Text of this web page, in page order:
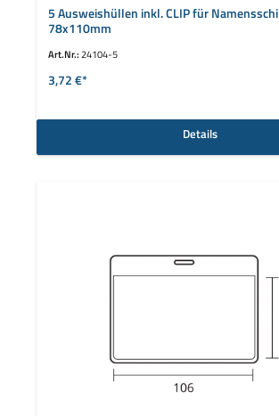
5 Ausweishüllen inkl. CLIP für
78x110mm
Art.Nr.:24104-5
3,72 €*
Details